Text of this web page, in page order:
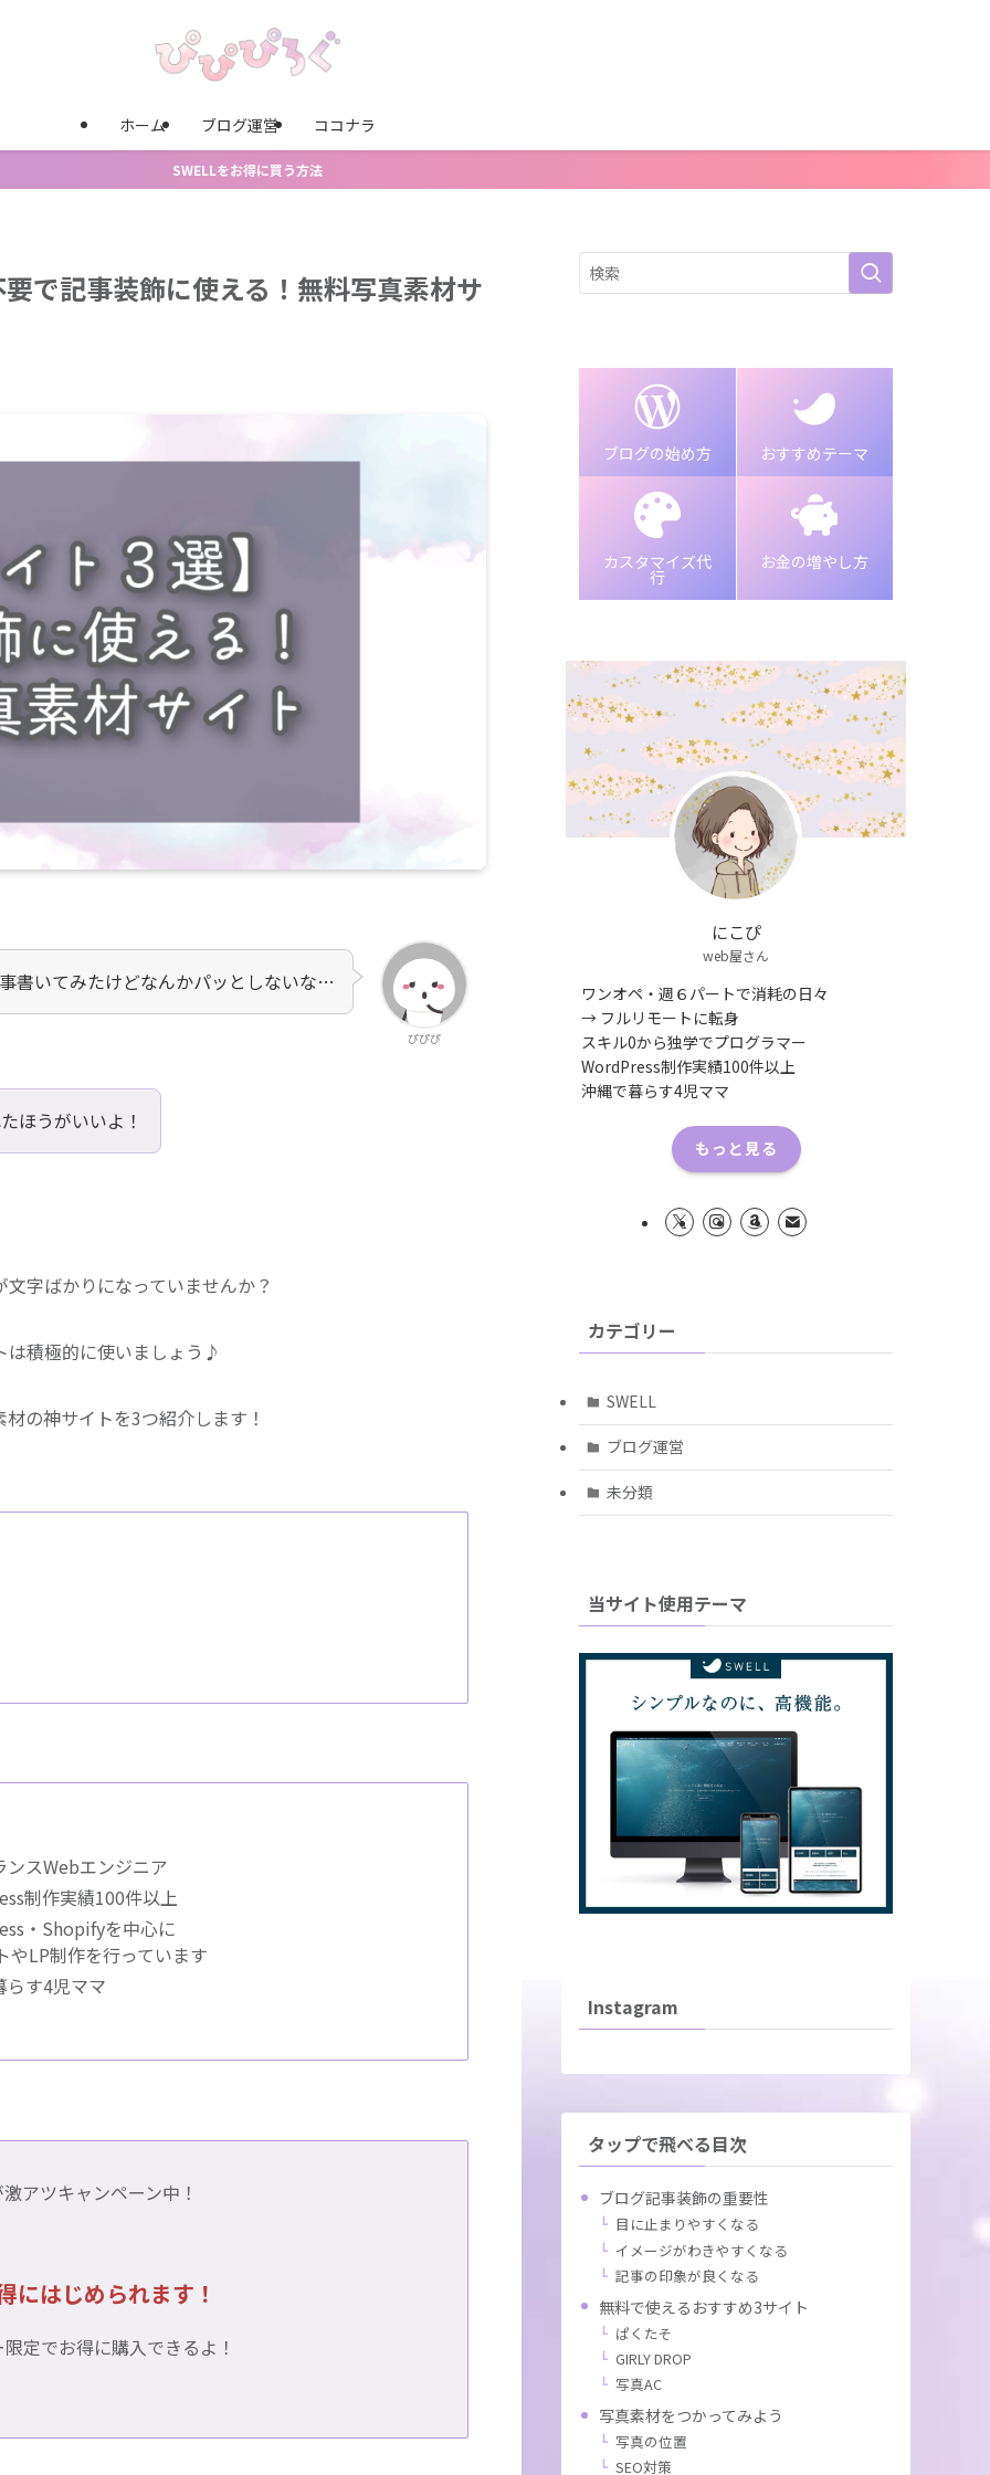
ホーム ブログ運営 ココナラ
SWELLをお得に買う方法
で記事装飾に使える！無料写真素材サ
ぴぴぴ
書いてみたけどなんかパッとしないな…
ほうがいいよ！
字ばかりになっていませんか？
は積極的に使いましょう♪
の神サイトを3つ紹介します！
ンスWebエンジニア
制作実績100件以上
・Shopifyを中心に
やLP制作を行っています
らす4児ママ
アツキャンペーン中！
にはじめられます！
定でお得に購入できるよ！
ブログの始め方 おすすめテーマ
カスタマイズ代
行
お金の増やし方
にこぴ
web屋さん
ワンオペ・週６パートで消耗の日々
→ フルリモートに転身
スキル0から独学でプログラマー
WordPress制作実績100件以上
沖縄で暮らす4児ママ
もっと見る
カテゴリー
SWELL
ブログ運営
未分類
当サイト使用テーマ
Instagram
タップで飛べる目次
ブログ記事装飾の重要性
目に止まりやすくなる
イメージがわきやすくなる
記事の印象が良くなる
無料で使えるおすすめ3サイト
ぱくたそ
GIRLY DROP
写真AC
写真素材をつかってみよう
写真の位置
SEO対策